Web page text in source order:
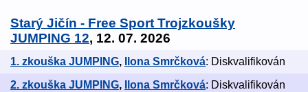
Starý Jičín - Free Sport Trojzkoušky
JUMPING 12, 12. 07. 2026
1. zkouška JUMPING, Ilona Smrčková: Diskvalifikován
2. zkouška JUMPING, Ilona Smrčková: Diskvalifikován